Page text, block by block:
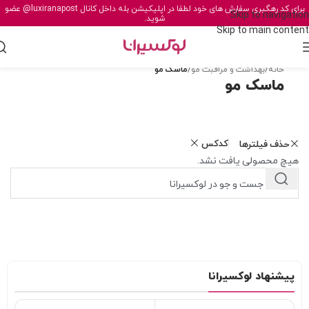
Skip to navigation
Skip to main content
برای کد رهگیری سفارش های خود لطفا در اپلیکیشن بله داخل کانال@luxiranapost عضو
شوید.
خانه/بهداشت و مراقبت مو/ماسک مو
ماسک مو
حذف فیلترها کدکس
هیچ محصولی یافت نشد.
پیشنهاد لوکسیرانا